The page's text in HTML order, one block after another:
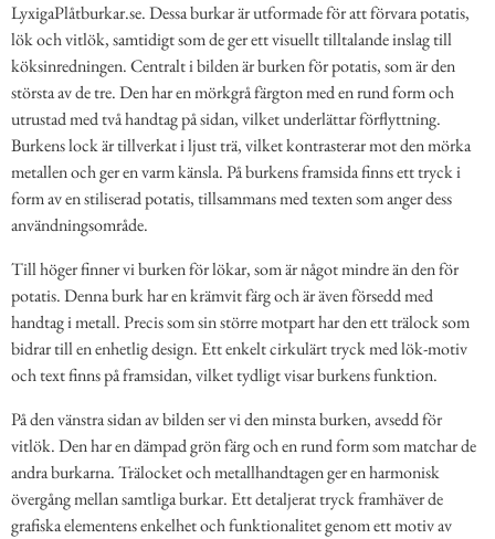
LyxigaPlåtburkar.se. Dessa burkar är utformade för att förvara potatis,
lök och vitlök, samtidigt som de ger ett visuellt tilltalande inslag till
köksinredningen. Centralt i bilden är burken för potatis, som är den
största av de tre. Den har en mörkgrå färgton med en rund form och
utrustad med två handtag på sidan, vilket underlättar förflyttning.
Burkens lock är tillverkat i ljust trä, vilket kontrasterar mot den mörka
metallen och ger en varm känsla. På burkens framsida finns ett tryck i
form av en stiliserad potatis, tillsammans med texten som anger dess
användningsområde.
Till höger finner vi burken för lökar, som är något mindre än den för
potatis. Denna burk har en krämvit färg och är även försedd med
handtag i metall. Precis som sin större motpart har den ett trälock som
bidrar till en enhetlig design. Ett enkelt cirkulärt tryck med lök-motiv
och text finns på framsidan, vilket tydligt visar burkens funktion.
På den vänstra sidan av bilden ser vi den minsta burken, avsedd för
vitlök. Den har en dämpad grön färg och en rund form som matchar de
andra burkarna. Trälocket och metallhandtagen ger en harmonisk
övergång mellan samtliga burkar. Ett detaljerat tryck framhäver de
grafiska elementens enkelhet och funktionalitet genom ett motiv av